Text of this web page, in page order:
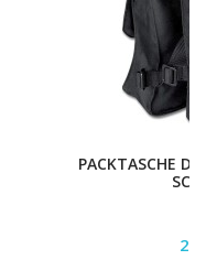
PACKTASCHE